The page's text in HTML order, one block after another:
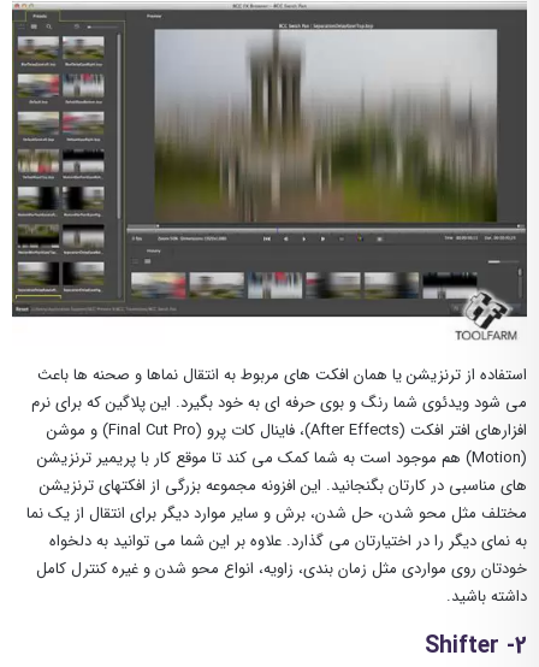
استفاده از ترنزیشن یا همان افکت های مربوط به انتقال نماها و صحنه ها باعث
می شود ویدئوی شما رنگ و بوی حرفه ای به خود بگیرد. این پلاگین که برای نرم
افزارهای افتر افکت (After Effects)، فاینال کات پرو (Final Cut Pro) و موشن
(Motion) هم موجود است به شما کمک می کند تا موقع کار با پریمیر ترنزیشن
های مناسبی در کارتان بگنجانید. این افزونه مجموعه بزرگی از افکتهای ترنزیشن
مختلف مثل محو شدن، حل شدن، برش و سایر موارد دیگر برای انتقال از یک نما
به نمای دیگر را در اختیارتان می گذارد. علاوه بر این شما می توانید به دلخواه
خودتان روی مواردی مثل زمان بندی، زاویه، انواع محو شدن و غیره کنترل کامل
داشته باشید.
2- Shifter